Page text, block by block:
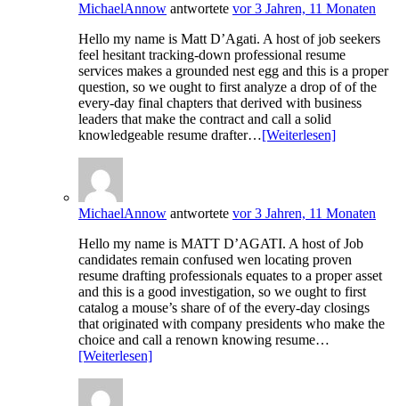
MichaelAnnow antwortete vor 3 Jahren, 11 Monaten
Hello my name is Matt D’Agati. A host of job seekers
feel hesitant tracking-down professional resume
services makes a grounded nest egg and this is a proper
question, so we ought to first analyze a drop of of the
every-day final chapters that derived with business
leaders that make the contract and call a solid
knowledgeable resume drafter…[Weiterlesen]
MichaelAnnow antwortete vor 3 Jahren, 11 Monaten
Hello my name is MATT D’AGATI. A host of Job
candidates remain confused wen locating proven
resume drafting professionals equates to a proper asset
and this is a good investigation, so we ought to first
catalog a mouse’s share of of the every-day closings
that originated with company presidents who make the
choice and call a renown knowing resume…
[Weiterlesen]